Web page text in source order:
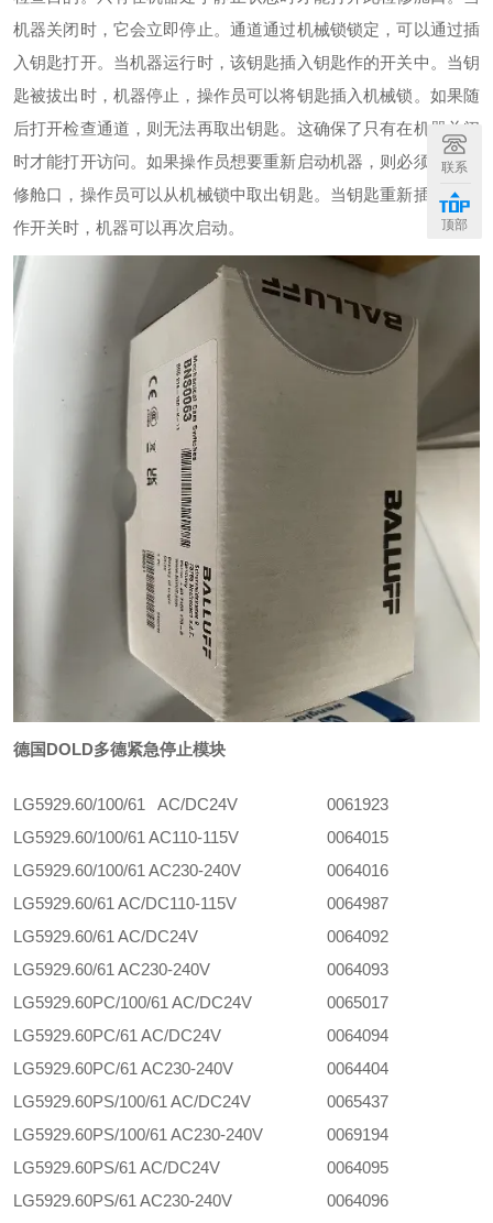
机器关闭时，它会立即停止。通道通过机械锁锁定，可以通过插
入钥匙打开。当机器运行时，该钥匙插入钥匙作的开关中。当钥
匙被拔出时，机器停止，操作员可以将钥匙插入机械锁。如果随
后打开检查通道，则无法再取出钥匙。这确保了只有在机器关闭
时才能打开访问。如果操作员想要重新启动机器，则必须关闭检
修舱口，操作员可以从机械锁中取出钥匙。当钥匙重新插入钥匙
作开关时，机器可以再次启动。
德国DOLD多德紧急停止模块
LG5929.60/100/61 AC/DC24V
0061923
LG5929.60/100/61 AC110-115V
0064015
LG5929.60/100/61 AC230-240V
0064016
LG5929.60/61 AC/DC110-115V
0064987
LG5929.60/61 AC/DC24V
0064092
LG5929.60/61 AC230-240V
0064093
LG5929.60PC/100/61 AC/DC24V
0065017
LG5929.60PC/61 AC/DC24V
0064094
LG5929.60PC/61 AC230-240V
0064404
LG5929.60PS/100/61 AC/DC24V
0065437
LG5929.60PS/100/61 AC230-240V
0069194
LG5929.60PS/61 AC/DC24V
0064095
LG5929.60PS/61 AC230-240V
0064096
联系
顶部